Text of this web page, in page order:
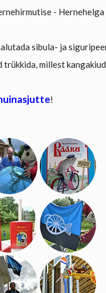
-
sibula- ja
millest
!